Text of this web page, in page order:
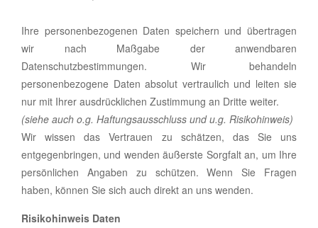
Ihre personenbezogenen Daten speichern und übertragen
wir nach Maßgabe der anwendbaren
Datenschutzbestimmungen. Wir behandeln
personenbezogene Daten absolut vertraulich und leiten sie
nur mit Ihrer ausdrücklichen Zustimmung an Dritte weiter.
(siehe auch o.g. Haftungsausschluss und u.g. Risikohinweis)
Wir wissen das Vertrauen zu schätzen, das Sie uns
entgegenbringen, und wenden äußerste Sorgfalt an, um Ihre
persönlichen Angaben zu schützen. Wenn Sie Fragen
haben, können Sie sich auch direkt an uns wenden.
Risikohinweis Daten